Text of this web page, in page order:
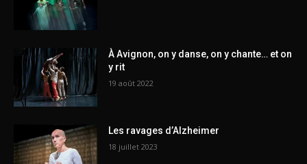
À Avignon, on y danse, on y chante… et on
y rit
19 août 2022
Les ravages d’Alzheimer
18 juillet 2023